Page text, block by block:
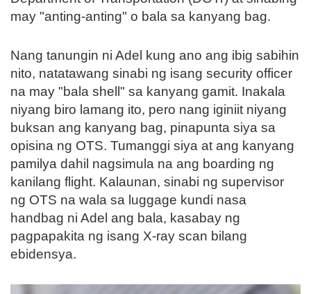
may "anting-anting" o bala sa kanyang bag.
Nang tanungin ni Adel kung ano ang ibig sabihin
nito, natatawang sinabi ng isang security officer
na may "bala shell" sa kanyang gamit. Inakala
niyang biro lamang ito, pero nang iginiit niyang
buksan ang kanyang bag, pinapunta siya sa
opisina ng OTS. Tumanggi siya at ang kanyang
pamilya dahil nagsimula na ang boarding ng
kanilang flight. Kalaunan, sinabi ng supervisor
ng OTS na wala sa luggage kundi nasa
handbag ni Adel ang bala, kasabay ng
pagpapakita ng isang X-ray scan bilang
ebidensya.